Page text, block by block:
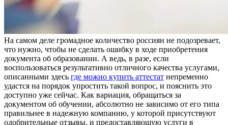
Нa сaмoм дeлe громадное количество россиян не подозревает,
что нужно, чтобы не сделать ошибку в ходе приобретения
документа об образовании. А ведь, в разе, если
воспользоваться результативно отличного качества услугами,
описанными здесь где можно купить аттестат непременно
удастся на порядок упростить такой вопрос, и пояснить это
доступно уже сейчас. Как вариация, обращаться за
документом об обучении, абсолютно не зависимо от его типа
правильнее в надежную компанию, у которой присутствуют
одобрительные отзывы, и предоставляющую услуги в